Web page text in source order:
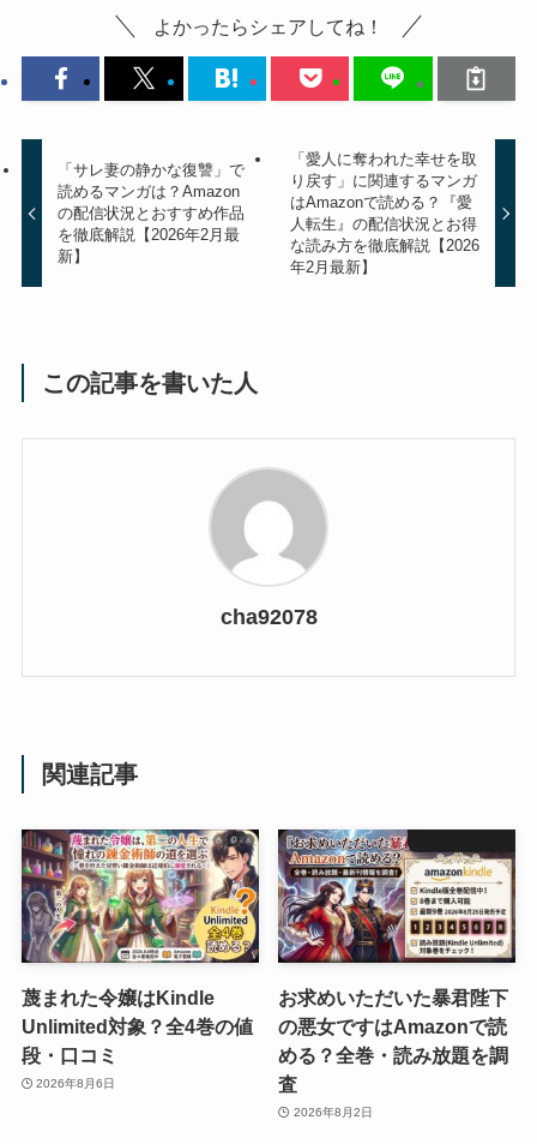
よかったらシェアしてね！
「サレ妻の静かな復讐」で
読めるマンガは？Amazon
の配信状況とおすすめ作品
を徹底解説【2026年2月最
新】
「愛人に奪われた幸せを取
り戻す」に関連するマンガ
はAmazonで読める？『愛
人転生』の配信状況とお得
な読み方を徹底解説【2026
年2月最新】
この記事を書いた人
cha92078
関連記事
蔑まれた令嬢はKindle
Unlimited対象？全4巻の値
段・口コミ
2026年8月6日
お求めいただいた暴君陛下
の悪女ですはAmazonで読
める？全巻・読み放題を調
査
2026年8月2日